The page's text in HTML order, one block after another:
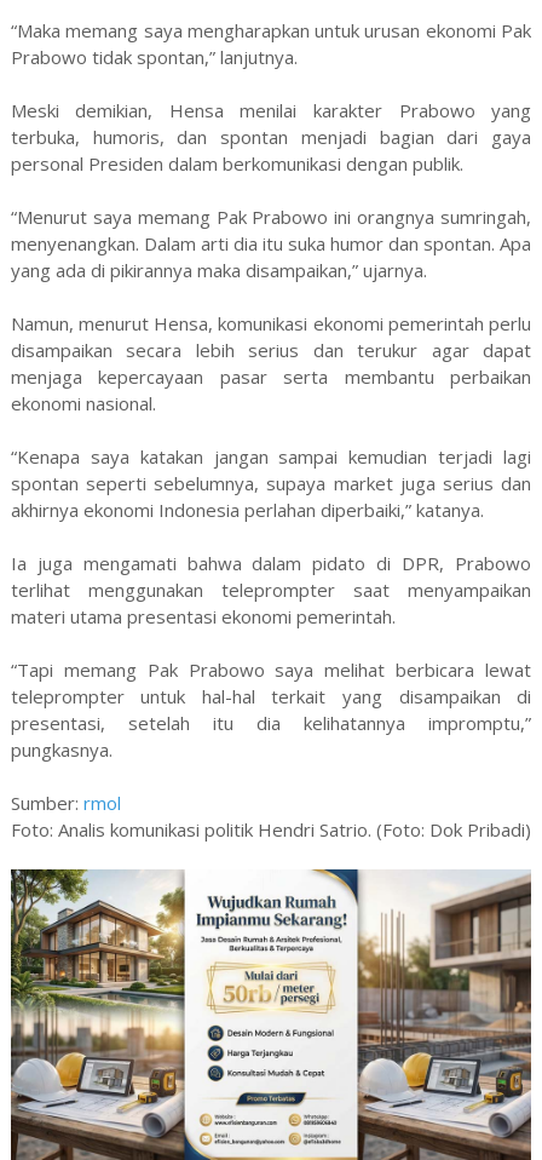
“Maka memang saya mengharapkan untuk urusan ekonomi Pak
Prabowo tidak spontan,” lanjutnya.
Meski demikian, Hensa menilai karakter Prabowo yang
terbuka, humoris, dan spontan menjadi bagian dari gaya
personal Presiden dalam berkomunikasi dengan publik.
“Menurut saya memang Pak Prabowo ini orangnya sumringah,
menyenangkan. Dalam arti dia itu suka humor dan spontan. Apa
yang ada di pikirannya maka disampaikan,” ujarnya.
Namun, menurut Hensa, komunikasi ekonomi pemerintah perlu
disampaikan secara lebih serius dan terukur agar dapat
menjaga kepercayaan pasar serta membantu perbaikan
ekonomi nasional.
“Kenapa saya katakan jangan sampai kemudian terjadi lagi
spontan seperti sebelumnya, supaya market juga serius dan
akhirnya ekonomi Indonesia perlahan diperbaiki,” katanya.
Ia juga mengamati bahwa dalam pidato di DPR, Prabowo
terlihat menggunakan teleprompter saat menyampaikan
materi utama presentasi ekonomi pemerintah.
“Tapi memang Pak Prabowo saya melihat berbicara lewat
teleprompter untuk hal-hal terkait yang disampaikan di
presentasi, setelah itu dia kelihatannya impromptu,”
pungkasnya.
Sumber: rmol
Foto: Analis komunikasi politik Hendri Satrio. (Foto: Dok Pribadi)